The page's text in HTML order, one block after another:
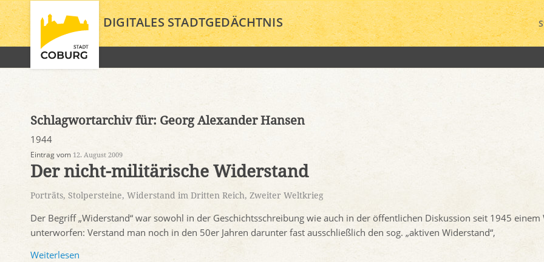
DIGITALES STADTGEDÄCHTNIS
Schlagwortarchiv für: Georg Alexander Hansen
1944
Eintrag vom 12. August 2009
Der nicht-militärische Widerstand
Porträts, Stolpersteine, Widerstand im Dritten Reich, Zweiter Weltkrieg
Der Begriff „Widerstand“ war sowohl in der Geschichtsschreibung wie auch in der öffentlichen Diskussion seit 1945 einem
unterworfen: Verstand man noch in den 50er Jahren darunter fast ausschließlich den sog. „aktiven Widerstand“,
Weiterlesen